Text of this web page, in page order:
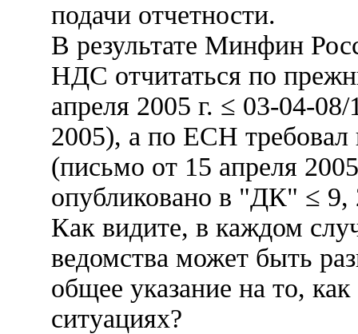
подачи отчетности.
В результате Минфин
НДС отчитаться по
апреля 2005 г. ≤ 03-04-
2005), а по ЕСН требовал
(письмо от 15 апреля
опубликовано в "ДК" ≤ 9,
Как видите, в каждом
ведомства может быть
общее указание на то,
ситуациях?